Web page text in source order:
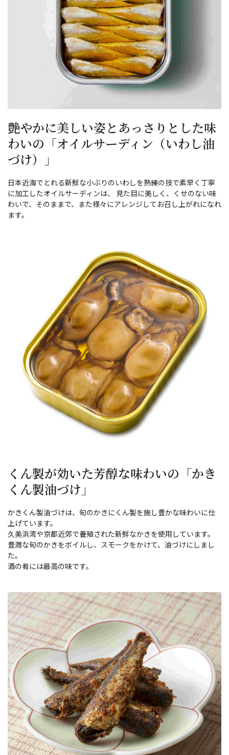
艶やかに美しい姿とあっさりとした味
わいの「オイルサーディン（いわし油
づけ）」
日本近海でとれる新鮮な小ぶりのいわしを熟練の技で素早く丁寧
に加工したオイルサーディンは、 見た目に美しく、くせのない味
わいで、そのままで、また様々にアレンジしてお召し上がれになれ
ます。
くん製が効いた芳醇な味わいの「かき
くん製油づけ」
かきくん製油づけは、旬のかきにくん製を施し豊かな味わいに仕
上げています。
久美浜湾や京都近郊で養殖された新鮮なかきを使用しています。
豊潤な旬のかきをボイルし、スモークをかけて、油づけにしまし
た。
酒の肴には最高の味です。